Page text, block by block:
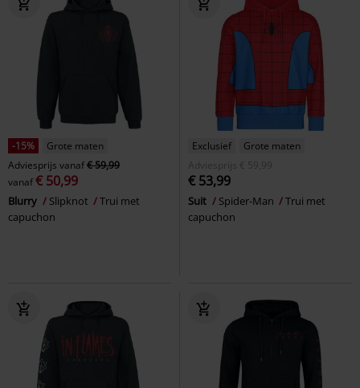
-15%
Grote maten
Adviesprijs vanaf€ 59,99
vanaf€ 50,99
Blurry Slipknot
Trui met
capuchon
Exclusief
Grote maten
Adviesprijs
€ 59,99
€ 53,99
Suit Spider-Man
Trui met
capuchon